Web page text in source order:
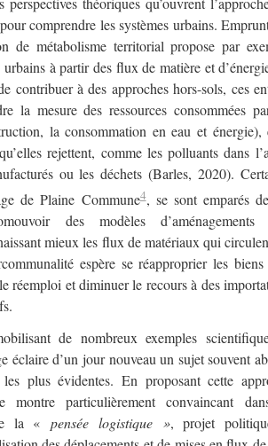
comprendre les systèmes urbains.
de métabolisme territorial propose par
urbains à partir des flux de matière et
contribuer à des approches hors-sols, ces
la mesure des ressources consommées
la consommation en eau et énergie),
rejettent, comme les polluants dans
ou les déchets (Barles, 2020).
de Plaine Commune4, se sont emparés
des modèles d’aménagements
mieux les flux de matériaux qui
espère se réapproprier les
réemploi et diminuer le recours à des
de nombreux exemples
éclaire d’un jour nouveau un sujet souvent
plus évidentes. En proposant cette
montre particulièrement convaincant
de la «pensée logistique », projet